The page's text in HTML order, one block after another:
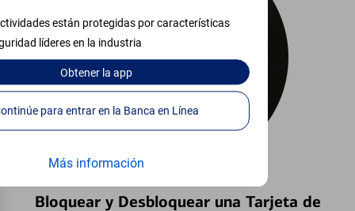
están protegidas por características
líderes en la industria
Obtenerla app
Continúe para entrar en la Banca en Línea
Más información
Bloquear y Desbloquear una Tarjeta de